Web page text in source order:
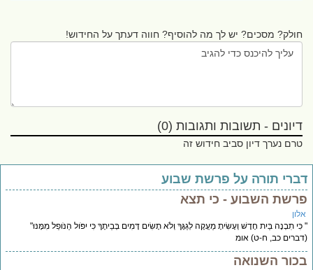
חולק? מסכים? יש לך מה להוסיף? חווה דעתך על החידוש!
דיונים - תשובות ותגובות (0)
טרם נערך דיון סביב חידוש זה
תורה על פרשת שבוע
השבוע - כי תצא
תִבְנֶה בַּיִת חָדָשׁ וְעָשִׂיתָ מַעֲקֶה לְגַגֶּךָ וְלֹא תָשִׂים דָּמִים בְּבֵיתֶךָ כִּי יִפֹּול הַנֹּופֵל מִמֶּנּוּ"
כב, ח-ט) אומ
השנואה